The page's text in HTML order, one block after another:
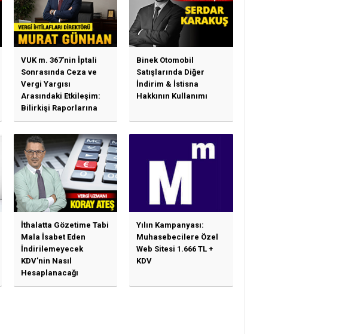
VUK m. 367’nin İptali
Sonrasında Ceza ve
Vergi Yargısı
Arasındaki Etkileşim:
Bilirkişi Raporlarına
Bağımlılık, İhtisas
Mahkemeleri ve
Yargı...
Binek Otomobil
Satışlarında Diğer
İndirim & İstisna
Hakkının Kullanımı
İthalatta Gözetime Tabi
Mala İsabet Eden
İndirilemeyecek
KDV'nin Nasıl
Hesaplanacağı
Yılın Kampanyası:
Muhasebecilere Özel
Web Sitesi 1.666 TL +
KDV